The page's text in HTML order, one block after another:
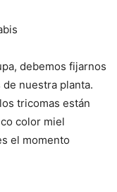
debemos fijarnos
nuestra planta.
tricomas están
color miel
el momento